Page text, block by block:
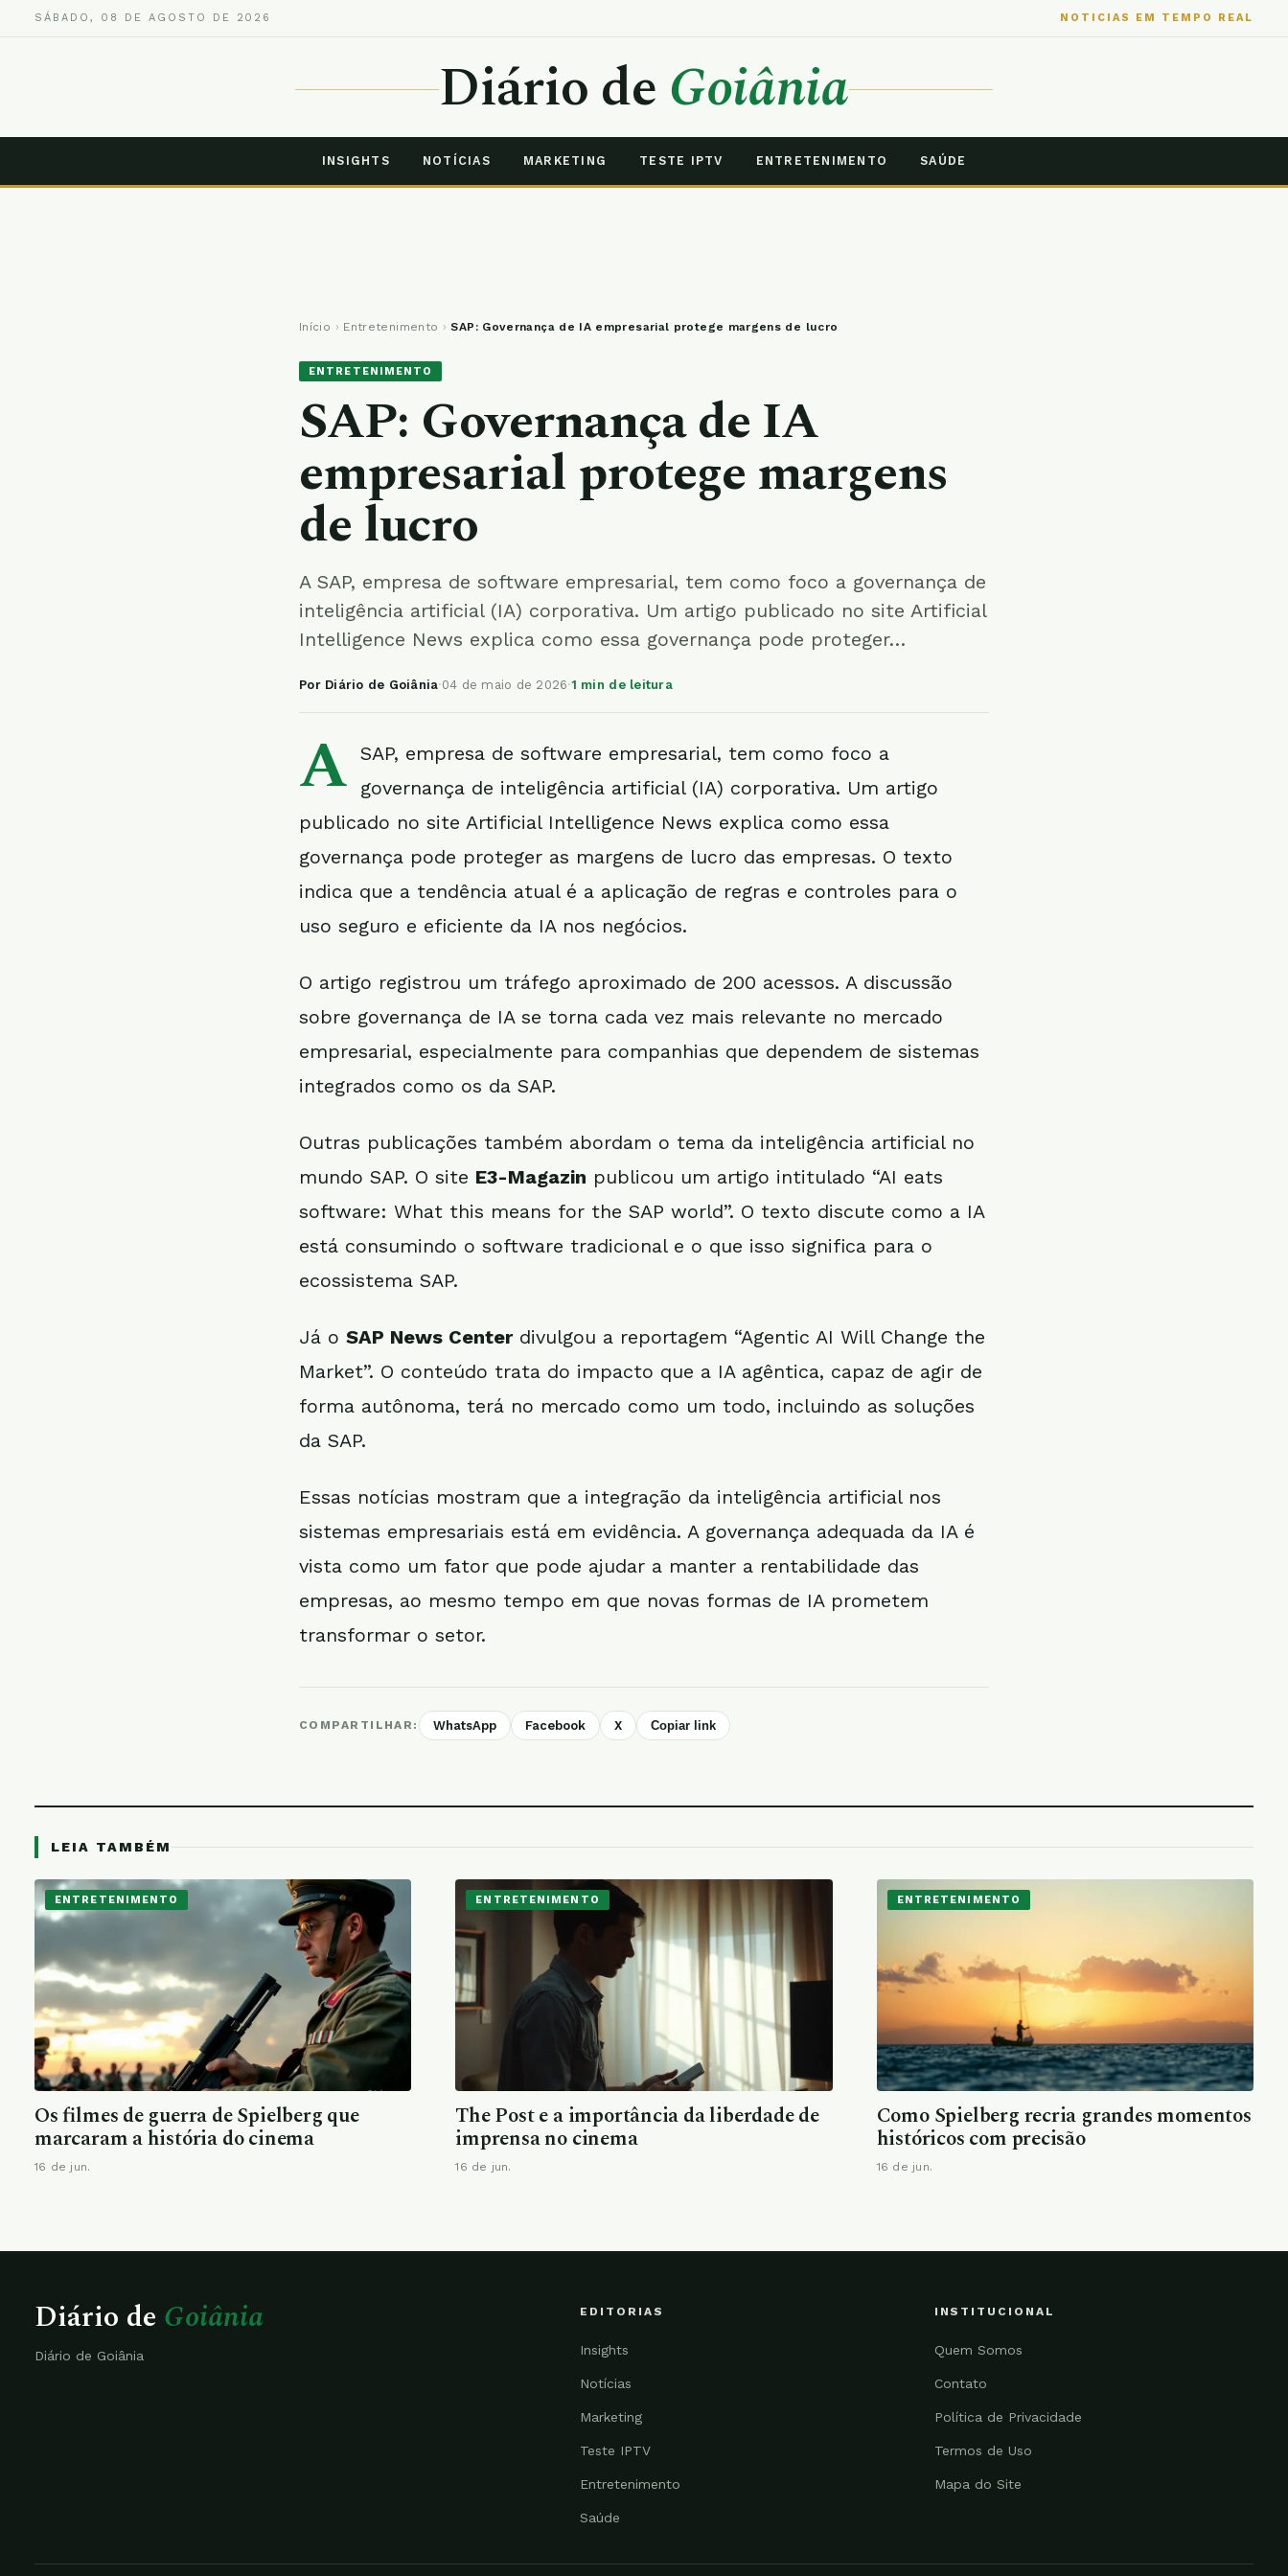
SÁBADO, 08 DE AGOSTO DE 2026 NOTICIAS EM TEMPO REAL
Diário deGoiânia
INSIGHTS NOTÍCIAS MARKETING TESTE IPTV ENTRETENIMENTO SAÚDE
Início › Entretenimento › SAP: Governança de IA empresarial protege margens de lucro
ENTRETENIMENTO
SAP: Governança de IA
empresarial protege margens
de lucro
A SAP, empresa de software empresarial, tem como foco a governança de
inteligência artificial (IA) corporativa. Um artigo publicado no site Artificial
Intelligence News explica como essa governança pode proteger…
Por Diário de Goiânia·04 de maio de 2026·1 min de leitura
A SAP, empresa de software empresarial, tem como foco a
governança de inteligência artificial (IA) corporativa. Um artigo
publicado no site Artificial Intelligence News explica como essa
governança pode proteger as margens de lucro das empresas. O texto
indica que a tendência atual é a aplicação de regras e controles para o
uso seguro e eficiente da IA nos negócios.
O artigo registrou um tráfego aproximado de 200 acessos. A discussão
sobre governança de IA se torna cada vez mais relevante no mercado
empresarial, especialmente para companhias que dependem de sistemas
integrados como os da SAP.
Outras publicações também abordam o tema da inteligência artificial no
mundo SAP. O site E3-Magazin publicou um artigo intitulado “AI eats
software: What this means for the SAP world”. O texto discute como a IA
está consumindo o software tradicional e o que isso significa para o
ecossistema SAP.
Já o SAP News Centerdivulgou a reportagem “Agentic AI Will Change the
Market”. O conteúdo trata do impacto que a IA agêntica, capaz de agir de
forma autônoma, terá no mercado como um todo, incluindo as soluções
da SAP.
Essas notícias mostram que a integração da inteligência artificial nos
sistemas empresariais está em evidência. A governança adequada da IA é
vista como um fator que pode ajudar a manter a rentabilidade das
empresas, ao mesmo tempo em que novas formas de IA prometem
transformar o setor.
COMPARTILHAR: WhatsApp Facebook X Copiar link
LEIA TAMBÉM
ENTRETENIMENTO
Os filmes de guerra de Spielberg que
marcaram a história do cinema
16 de jun.
ENTRETENIMENTO
The Post e a importância da liberdade de
imprensa no cinema
16 de jun.
ENTRETENIMENTO
Como Spielberg recria grandes momentos
históricos com precisão
16 de jun.
Diário de Goiânia
Diário de Goiânia
EDITORIAS
Insights
Notícias
Marketing
Teste IPTV
Entretenimento
Saúde
INSTITUCIONAL
Quem Somos
Contato
Política de Privacidade
Termos de Uso
Mapa do Site